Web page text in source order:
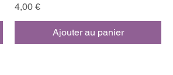
Prix
4,00 €
Ajouter au panier